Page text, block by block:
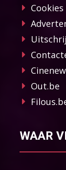
Out.be
WAAR